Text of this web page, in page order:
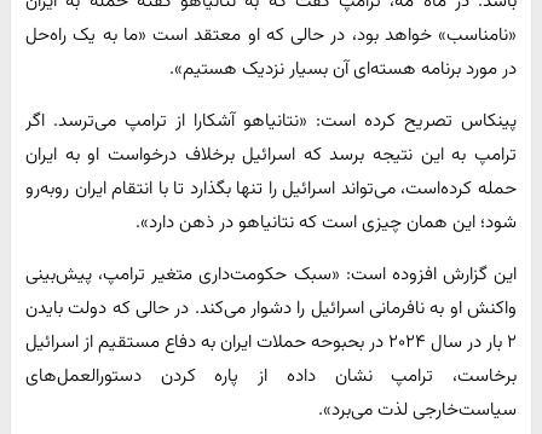
«نامناسب» خواهد بود، در حالی که او معتقد است «ما به یک راه‌حل
در مورد برنامه هسته‌ای آن بسیار نزدیک هستیم».
پینکاس تصریح کرده است: «نتانیاهو آشکارا از ترامپ می‌ترسد. اگر
ترامپ به این نتیجه برسد که اسرائیل برخلاف درخواست او به ایران
حمله کرده‌است، می‌تواند اسرائیل را تنها بگذارد تا با انتقام ایران روبه‌رو
شود؛ این همان چیزی است که نتانیاهو در ذهن دارد».
این گزارش افزوده است: «سبک حکومت‌داری متغیر ترامپ، پیش‌بینی
واکنش او به نافرمانی اسرائیل را دشوار می‌کند. در حالی که دولت بایدن
۲ بار در سال ۲۰۲۴ در بحبوحه حملات ایران به دفاع مستقیم از اسرائیل
برخاست، ترامپ نشان داده از پاره کردن دستورالعمل‌های
سیاست‌خارجی لذت می‌برد».